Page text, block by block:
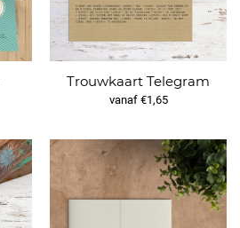
Trouwkaart Telegram
vanaf €1,65